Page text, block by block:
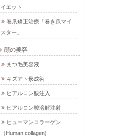
イエット
巻爪矯正治療「巻き爪マイ
スター」
顔の美容
まつ毛美容液
キズアト形成術
ヒアルロン酸注入
ヒアルロン酸溶解注射
ヒューマンコラーゲン
（Human collagen)